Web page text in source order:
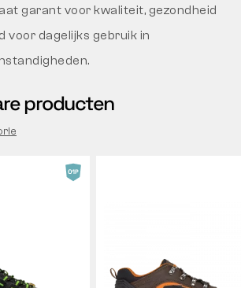
garant voor kwaliteit, gezondheid
voor dagelijks gebruik in
producten